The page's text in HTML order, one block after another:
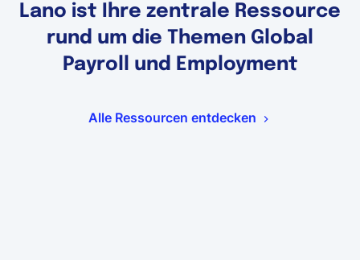
Lano ist Ihre zentrale Ressource
rund um die Themen Global
Payroll und Employment
Alle Ressourcen entdecken